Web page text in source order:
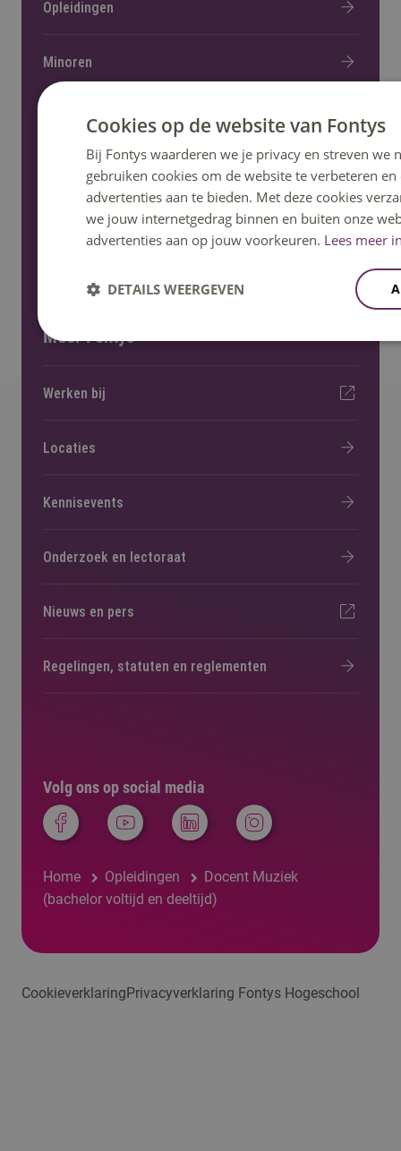
Volg ons op social media
Home Opleidingen
Docent Muziek
(bachelor voltijd en deeltijd)
Opleidingen
Minoren
Open dagen
Fontys helpt
Informatie voor nieuwe studenten
Meer Fontys
Werken bij
Locaties
Kennisevents
Onderzoek en lectoraat
Nieuws en pers
Regelingen, statuten en reglementen
Cookieverklaring Privacyverklaring Fontys Hogeschool
Cookies op de website van Fontys
Bij Fontys waarderen we je privacy en streven we
gebruiken cookies om de website te verbeteren
advertenties aan te bieden. Met deze cookies
we jouw internetgedrag binnen en buiten onze
advertenties aan op jouw voorkeuren. Lees meer
DETAILS WEERGEVEN